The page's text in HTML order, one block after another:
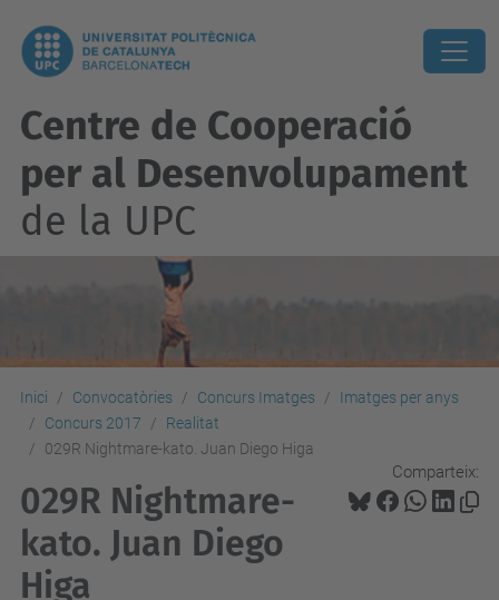
Centre de Cooperació
per al Desenvolupament
de la UPC
Inici Convocatòries Concurs Imatges
Imatges per anys
Concurs 2017
Realitat
029R Nightmare-kato. Juan Diego Higa
Comparteix:
029R Nightmare-
kato. Juan Diego
Higa